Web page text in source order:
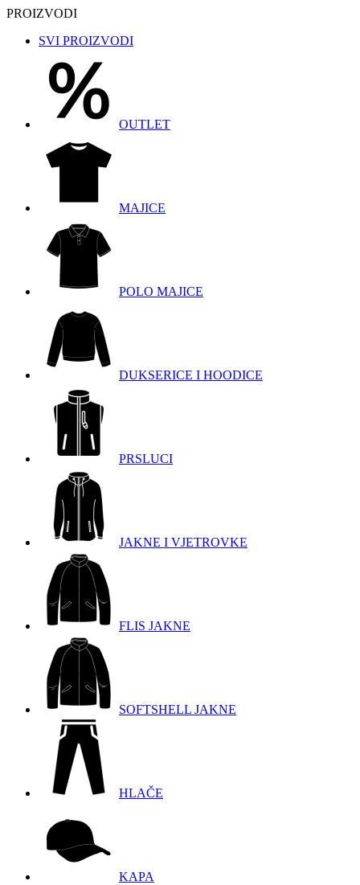
PROIZVODI
SVI PROIZVODI
OUTLET
MAJICE
POLO MAJICE
DUKSERICE I HOODICE
PRSLUCI
JAKNE I VJETROVKE
FLIS JAKNE
SOFTSHELL JAKNE
HLAČE
KAPA